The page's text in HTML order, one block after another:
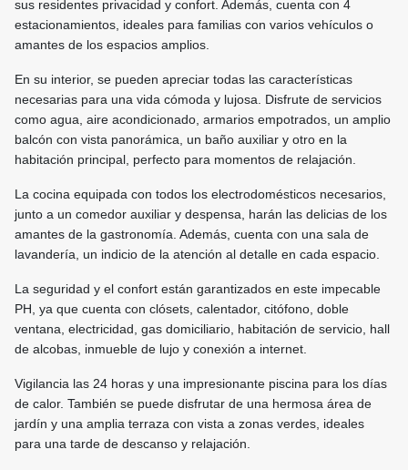
sus residentes privacidad y confort. Además, cuenta con 4
estacionamientos, ideales para familias con varios vehículos o
amantes de los espacios amplios.
En su interior, se pueden apreciar todas las características
necesarias para una vida cómoda y lujosa. Disfrute de servicios
como agua, aire acondicionado, armarios empotrados, un amplio
balcón con vista panorámica, un baño auxiliar y otro en la
habitación principal, perfecto para momentos de relajación.
La cocina equipada con todos los electrodomésticos necesarios,
junto a un comedor auxiliar y despensa, harán las delicias de los
amantes de la gastronomía. Además, cuenta con una sala de
lavandería, un indicio de la atención al detalle en cada espacio.
La seguridad y el confort están garantizados en este impecable
PH, ya que cuenta con clósets, calentador, citófono, doble
ventana, electricidad, gas domiciliario, habitación de servicio, hall
de alcobas, inmueble de lujo y conexión a internet.
Vigilancia las 24 horas y una impresionante piscina para los días
de calor. También se puede disfrutar de una hermosa área de
jardín y una amplia terraza con vista a zonas verdes, ideales
para una tarde de descanso y relajación.